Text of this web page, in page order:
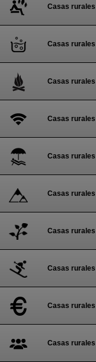
Casas
Casas
Casas
Casas
Casas
Casas
Casas
Casas
Casas
Casas